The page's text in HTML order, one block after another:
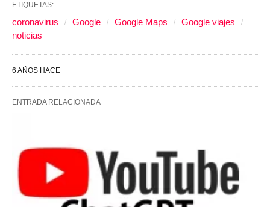
ETIQUETAS:
coronavirus Google Google Maps
Google viajes
noticias
6 AÑOS HACE
ENTRADA RELACIONADA